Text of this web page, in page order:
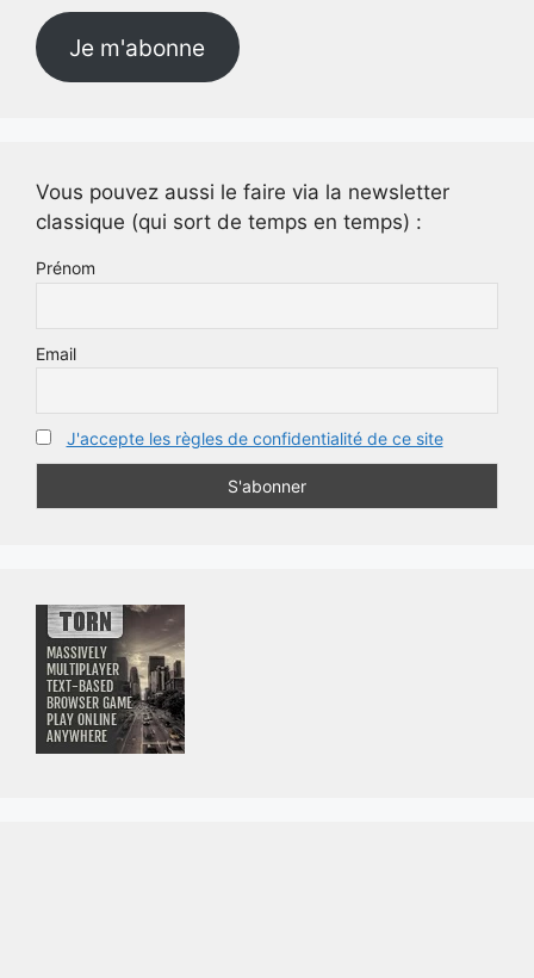
Je m'abonne
Vous pouvez aussi le faire via la newsletter
classique (qui sort de temps en temps) :
Prénom
Email
J'accepte les règles de confidentialité de ce site